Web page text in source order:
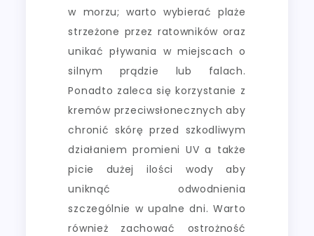
w morzu; warto wybierać plaże
strzeżone przez ratowników oraz
unikać pływania w miejscach o
silnym prądzie lub falach.
Ponadto zaleca się korzystanie z
kremów przeciwsłonecznych aby
chronić skórę przed szkodliwym
działaniem promieni UV a także
picie dużej ilości wody aby
uniknąć odwodnienia
szczególnie w upalne dni. Warto
również zachować ostrożność